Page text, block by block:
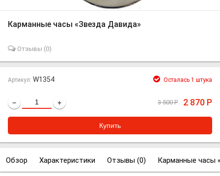
Карманные часы «Звезда Давида»
Отзывы (0)
Артикул: W1354 Осталась 1 штука
− + 3 500Р 2 870 Р
Обзор Характеристики Отзывы (0) Карманные часы